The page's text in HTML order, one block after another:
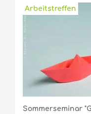
Sommerseminar
Arbeitstreffen